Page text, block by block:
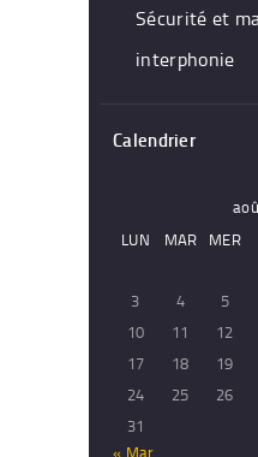
Sécurité et
interphonie
Calendrier
LUN
MAR MER
3
4 5
10
11 12
17
18 19
24
25 26
31